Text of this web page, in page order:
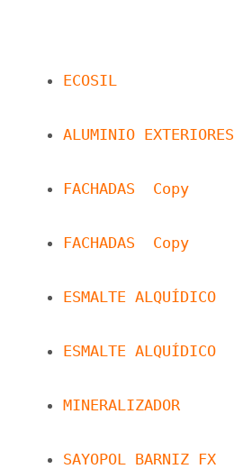
ECOSIL
ALUMINIO EXTERIORES
FACHADAS  Copy
FACHADAS  Copy
ESMALTE ALQUÍDICO
ESMALTE ALQUÍDICO
MINERALIZADOR
SAYOPOL BARNIZ FX